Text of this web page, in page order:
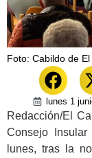
Foto: Cabildo de
lunes 1
Redacción/El
Consejo
lunes, tras la